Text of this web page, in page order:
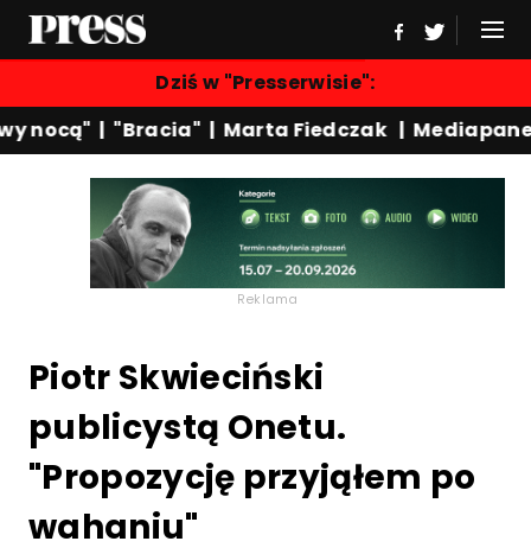
Dziś w "Presserwisie":
nocą"|"Bracia"| Marta Fiedczak|Mediapanel
Reklama
Piotr Skwieciński
publicystą Onetu.
"Propozycję przyjąłem po
wahaniu"